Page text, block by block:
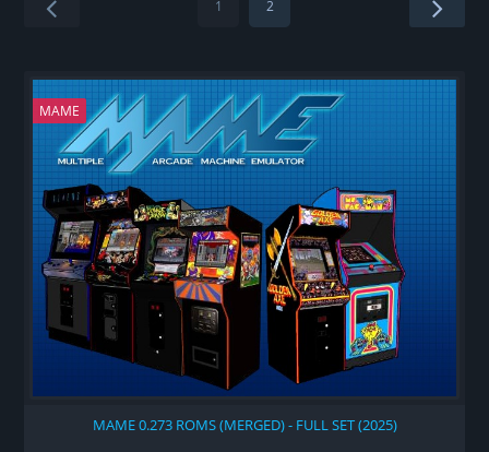
1 2
MAME
MAME 0.273 ROMS (MERGED) - FULL SET (2025)